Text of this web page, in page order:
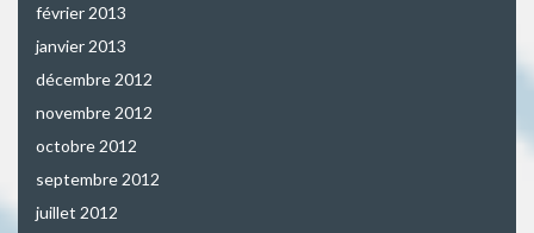
février 2013
janvier 2013
décembre 2012
novembre 2012
octobre 2012
septembre 2012
juillet 2012